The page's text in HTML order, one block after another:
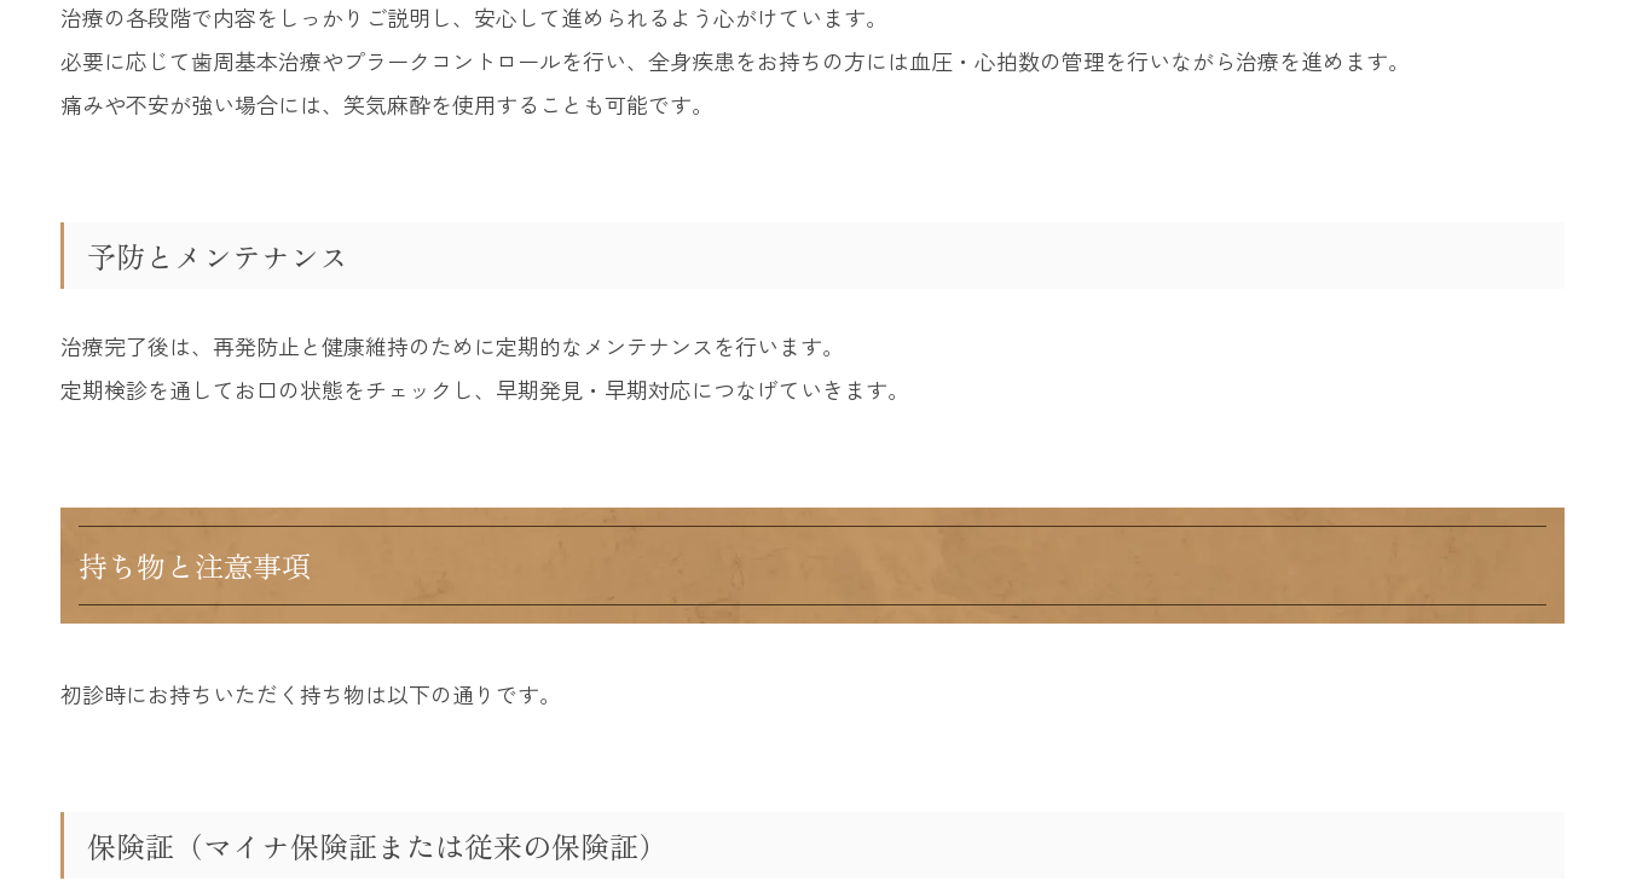
治療の各段階で内容をしっかりご説明し、安心して進められるよう心がけています。
必要に応じて歯周基本治療やプラークコントロールを行い、全身疾患をお持ちの方には血圧・心拍数の管理を行いながら治療を進めます。
痛みや不安が強い場合には、笑気麻酔を使用することも可能です。
予防とメンテナンス
治療完了後は、再発防止と健康維持のために定期的なメンテナンスを行います。
定期検診を通してお口の状態をチェックし、早期発見・早期対応につなげていきます。
持ち物と注意事項
初診時にお持ちいただく持ち物は以下の通りです。
保険証（マイナ保険証または従来の保険証）